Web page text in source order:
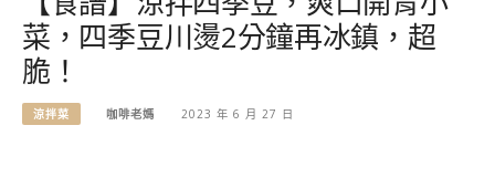
菜，四季豆川燙2分鐘再冰鎮，超
脆！
涼拌菜 咖啡老媽 2023 年 6 月 27 日